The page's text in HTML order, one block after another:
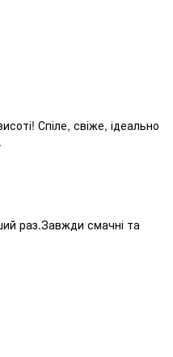
Спіле, свіже, ідеально
раз.Завжди смачні та